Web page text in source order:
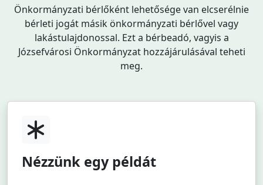
Önkormányzati bérlőként lehetősége van elcserélnie
bérleti jogát másik önkormányzati bérlővel vagy
lakástulajdonossal. Ezt a bérbeadó, vagyis a
Józsefvárosi Önkormányzat hozzájárulásával teheti
meg.
Nézzünk egy példát